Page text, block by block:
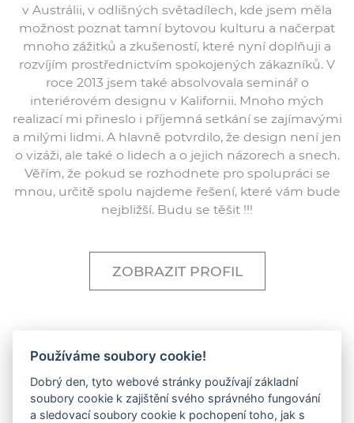
v Austrálii, v odlišných světadílech, kde jsem měla
možnost poznat tamní bytovou kulturu a načerpat
mnoho zážitků a zkušeností, které nyní doplňuji a
rozvíjím prostřednictvím spokojených zákazníků. V
roce 2013 jsem také absolvovala seminář o
interiérovém designu v Kalifornii. Mnoho mých
realizací mi přineslo i příjemná setkání se zajímavými
a milými lidmi. A hlavně potvrdilo, že design není jen
o vizáži, ale také o lidech a o jejich názorech a snech.
Věřím, že pokud se rozhodnete pro spolupráci se
mnou, určitě spolu najdeme řešení, které vám bude
nejbližší. Budu se těšit !!!
ZOBRAZIT PROFIL
Používáme soubory cookie!
Dobrý den, tyto webové stránky používají základní
soubory cookie k zajištění svého správného fungování
a sledovací soubory cookie k pochopení toho, jak s